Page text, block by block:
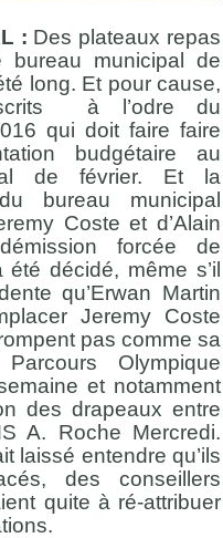
: Des plateaux repas
municipal de
long. Et pour cause,
à l’odre du
qui doit faire faire
budgétaire au
de février. Et la
bureau municipal
Coste et d’Alain
forcée de
été décidé, même s’il
qu’Erwan Martin
Jeremy Coste
pas comme sa
Olympique
et notamment
des drapeaux entre
A. Roche Mercredi.
laissé entendre qu’ils
des conseillers
quite à ré-attribuer